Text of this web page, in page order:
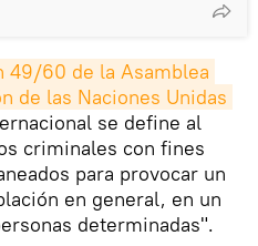
49/60 de la Asamblea
de las Naciones Unidas
se define al
criminales con fines
para provocar un
en general, en un
determinadas".